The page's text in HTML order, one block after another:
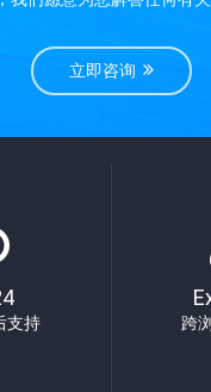
立即咨询
支持 跨